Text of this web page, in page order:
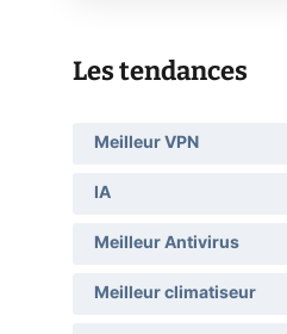
Les tendances
Meilleur VPN
IA
Meilleur Antivirus
Meilleur climatiseur